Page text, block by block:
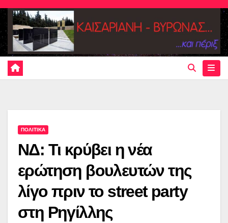
Skip
content
ΠΟΛΙΤΙΚΑ
ΝΔ: Τι κρύβει η νέα
ερώτηση βουλευτών της
λίγο πριν το street party
στη Ρηγίλλης